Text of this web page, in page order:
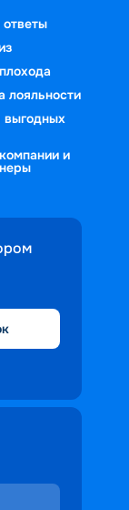
лояльности
выгодных
и